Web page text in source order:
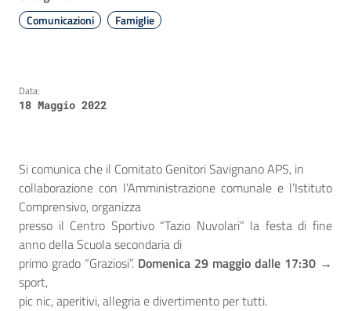
Comunicazioni Famiglie
Data:
18 Maggio 2022
Si comunica che il Comitato Genitori Savignano APS, in
collaborazione con l’Amministrazione comunale e l’Istituto
Comprensivo, organizza
presso il Centro Sportivo “Tazio Nuvolari” la festa di fine
anno della Scuola secondaria di
primo grado “Graziosi”. Domenica 29 maggio dalle 17:30 →
sport,
pic nic, aperitivi, allegria e divertimento per tutti.